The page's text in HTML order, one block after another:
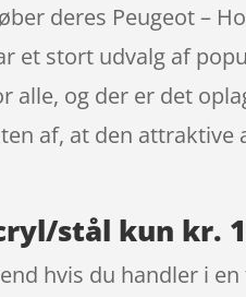
deres Peugeot –
et stort udvalg af
alle, og der er det
af, at den attraktive
stål kun kr.
hvis du handler i